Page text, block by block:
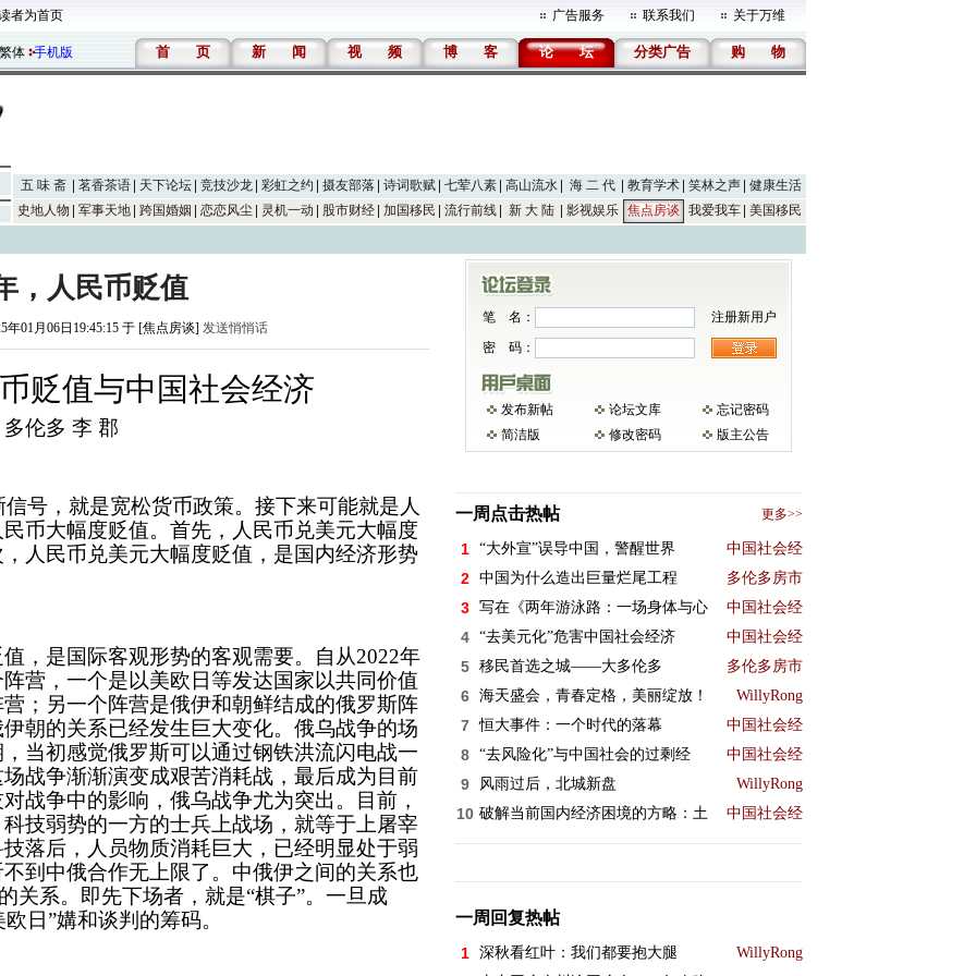
者为首页 广告服务 联系我们 关于万维
体 手机版 首 页 新 闻 视 频 博 客 论 坛 分类广告 购 物
五 味 斋 茗香茶语 天下论坛 竞技沙龙 彩虹之约 摄友部落 诗词歌赋 七荤八素 高山流水 海 二 代 教育学术 笑林之声
健康生活
史地人物
军事天地 跨国婚姻 恋恋风尘 灵机一动 股市财经 加国移民 流行前线 新 大 陆 影视娱乐 焦点房谈 我爱我车 美国移民
，人民币贬值
年01月06日19:45:15 于 [焦点房谈] 发送悄悄话
贬值与中国社会经济
多伦多 李 郡
号，就是宽松货币政策。接下来可能就是人
币大幅度贬值。首先，人民币兑美元大幅度
人民币兑美元大幅度贬值，是国内经济形势
，是国际客观形势的客观需要。自从2022年
营，一个是以美欧日等发达国家以共同价值
；另一个阵营是俄伊和朝鲜结成的俄罗斯阵
朝的关系已经发生巨大变化。俄乌战争的场
当初感觉俄罗斯可以通过钢铁洪流闪电战一
战争渐渐演变成艰苦消耗战，最后成为目前
战争中的影响，俄乌战争尤为突出。目前，
技弱势的一方的士兵上战场，就等于上屠宰
落后，人员物质消耗巨大，已经明显处于弱
到中俄合作无上限了。中俄伊之间的关系也
关系。即先下场者，就是“棋子”。一旦成
日”媾和谈判的筹码。
笔 名：
注册新用户
密 码：
发布新帖 论坛文库
忘记密码
简洁版
修改密码 版主公告
一周点击热帖 更多>>
1 “大外宣”误导中国，警醒世界 中国社会经
2 中国为什么造出巨量烂尾工程 多伦多房市
3 写在《两年游泳路：一场身体与心 中国社会经
4 “去美元化”危害中国社会经济 中国社会经
5 移民首选之城——大多伦多 多伦多房市
6 海天盛会，青春定格，美丽绽放！ WillyRong
7 恒大事件：一个时代的落幕 中国社会经
8 “去风险化”与中国社会的过剩经 中国社会经
9 风雨过后，北城新盘 WillyRong
10 破解当前国内经济困境的方略：土 中国社会经
一周回复热帖
1 深秋看红叶：我们都要抱大腿 WillyRong